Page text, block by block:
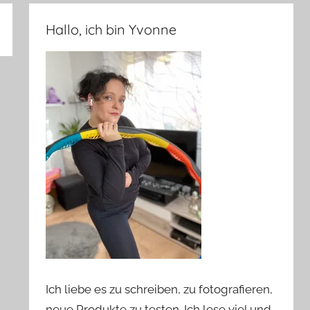
Hallo, ich bin Yvonne
Ich liebe es zu schreiben, zu fotografieren,